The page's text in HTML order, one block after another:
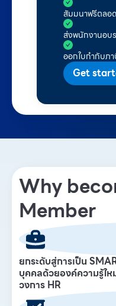
สัมมนาฟรีตลอ
ส่งพนักงานอบ
ออกใบกำกับภ
Get
Why
Member
ยกระดับสู่การเป็น
บุคคลด้วยองค์ความรู้ใ
วงการ HR